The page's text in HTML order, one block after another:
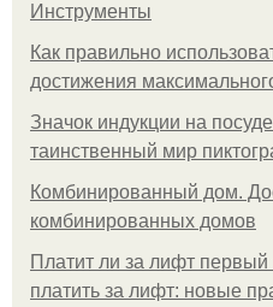
Инструменты
Как правильно
достижения
Значок индукции на
таинственный мир
Комбинированный дом.
комбинированных домов
Платит ли за лифт
платить за лифт: новые